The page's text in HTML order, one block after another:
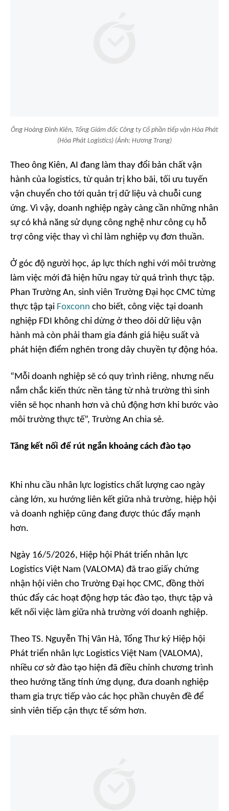
Ông Hoàng Đình Kiên, Tổng Giám đốc Công ty Cổ phần tiếp vận Hòa Phát
(Hòa Phát Logistics) (Ảnh: Hương Trang)
Theo ông Kiên, AI đang làm thay đổi bản chất vận
hành của logistics, từ quản trị kho bãi, tối ưu tuyến
vận chuyển cho tới quản trị dữ liệu và chuỗi cung
ứng. Vì vậy, doanh nghiệp ngày càng cần những nhân
sự có khả năng sử dụng công nghệ như công cụ hỗ
trợ công việc thay vì chỉ làm nghiệp vụ đơn thuần.
Ở góc độ người học, áp lực thích nghi với môi trường
làm việc mới đã hiện hữu ngay từ quá trình thực tập.
Phan Trường An, sinh viên Trường Đại học CMC từng
thực tập tại Foxconn cho biết, công việc tại doanh
nghiệp FDI không chỉ dừng ở theo dõi dữ liệu vận
hành mà còn phải tham gia đánh giá hiệu suất và
phát hiện điểm nghẽn trong dây chuyền tự động hóa.
“Mỗi doanh nghiệp sẽ có quy trình riêng, nhưng nếu
nắm chắc kiến thức nền tảng từ nhà trường thì sinh
viên sẽ học nhanh hơn và chủ động hơn khi bước vào
môi trường thực tế”, Trường An chia sẻ.
Tăng kết nối để rút ngắn khoảng cách đào tạo
Khi nhu cầu nhân lực logistics chất lượng cao ngày
càng lớn, xu hướng liên kết giữa nhà trường, hiệp hội
và doanh nghiệp cũng đang được thúc đẩy mạnh
hơn.
Ngày 16/5/2026, Hiệp hội Phát triển nhân lực
Logistics Việt Nam (VALOMA) đã trao giấy chứng
nhận hội viên cho Trường Đại học CMC, đồng thời
thúc đẩy các hoạt động hợp tác đào tạo, thực tập và
kết nối việc làm giữa nhà trường với doanh nghiệp.
Theo TS. Nguyễn Thị Vân Hà, Tổng Thư ký Hiệp hội
Phát triển nhân lực Logistics Việt Nam (VALOMA),
nhiều cơ sở đào tạo hiện đã điều chỉnh chương trình
theo hướng tăng tính ứng dụng, đưa doanh nghiệp
tham gia trực tiếp vào các học phần chuyên đề để
sinh viên tiếp cận thực tế sớm hơn.